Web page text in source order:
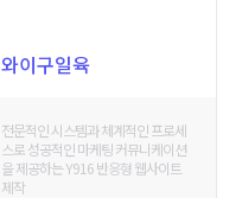
와이구일육
전문적인 시스템과 체계적인 프로세
스로 성공적인 마케팅 커뮤니케이션
을 제공하는 Y916 반응형 웹사이트
제작